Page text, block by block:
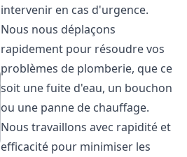
intervenir en cas d'urgence.
Nous nous déplaçons
rapidement pour résoudre vos
problèmes de plomberie, que ce
soit une fuite d'eau, un bouchon
ou une panne de chauffage.
Nous travaillons avec rapidité et
efficacité pour minimiser les